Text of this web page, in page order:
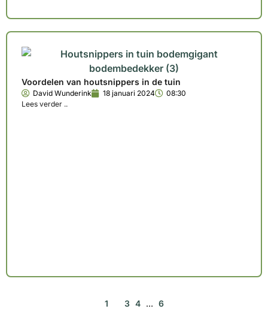
Voordelen van houtsnippers in de tuin
David Wunderink 18 januari 2024
08:30
Lees verder ..
1 3 4 … 6